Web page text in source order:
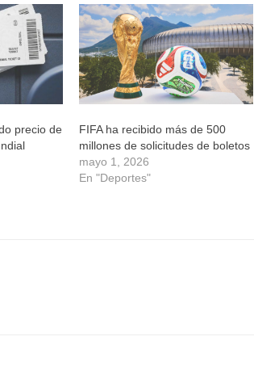
precio de
FIFA ha recibido más de 500
millones de solicitudes de boletos
mayo 1, 2026
En "Deportes"